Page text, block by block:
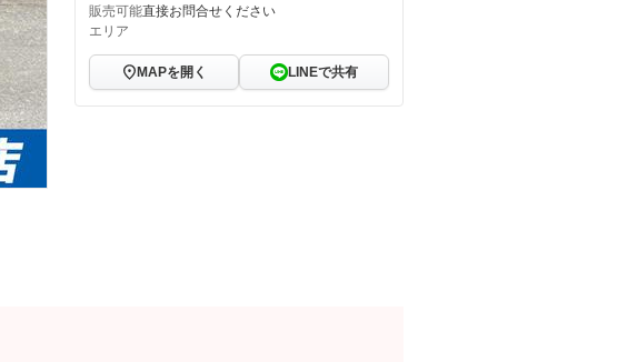
販売可能
エリア
直接お問合せください
MAPを開く LINEで共有